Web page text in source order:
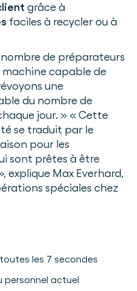
grâce à
faciles à recycler ou à
de préparateurs
capable de
une
du nombre de
jour. » « Cette
se traduit par le
pour les
sont prêtes à être
explique Max Everhard,
spéciales chez
les 7 secondes
personnel actuel